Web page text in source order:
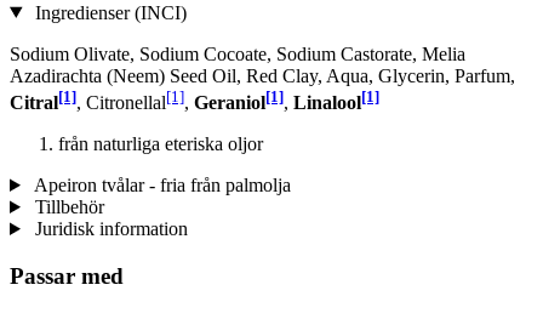
Ingredienser (INCI)
Sodium Olivate, Sodium Cocoate, Sodium Castorate, Melia
Azadirachta (Neem) Seed Oil, Red Clay, Aqua, Glycerin, Parfum,
Citral[1], Citronellal[1], Geraniol[1], Linalool[1]
från naturliga eteriska oljor
Apeiron tvålar - fria från palmolja
Tillbehör
Juridisk information
Passar med